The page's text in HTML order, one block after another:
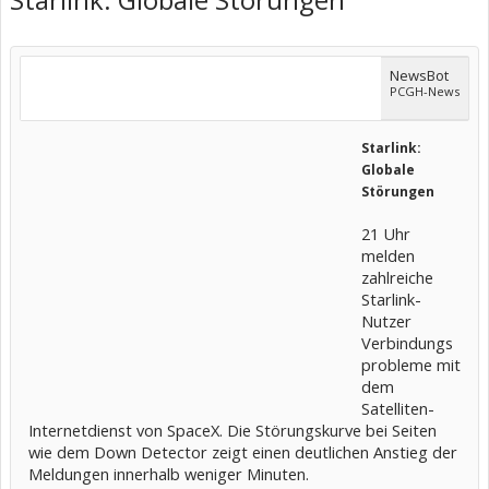
NewsBot
PCGH-News
Starlink:
Globale
Störungen
21 Uhr
melden
zahlreiche
Starlink-
Nutzer
Verbindungs
probleme mit
dem
Satelliten-
Internetdienst von SpaceX. Die Störungskurve bei Seiten
wie dem Down Detector zeigt einen deutlichen Anstieg der
Meldungen innerhalb weniger Minuten.